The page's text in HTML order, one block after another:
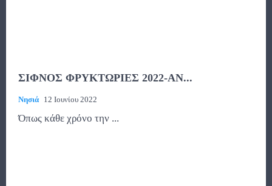
ΣΙΦΝΟΣ ΦΡΥΚΤΩΡΙΕΣ 2022-ΑΝ...
Νησιά 12 Ιουνίου 2022
Όπως κάθε χρόνο την ...